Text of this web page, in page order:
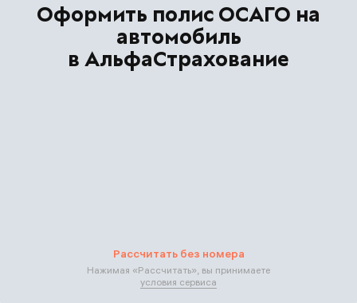
Оформить полис ОСАГО на
автомобиль
в АльфаСтрахование
Рассчитать без номера
Нажимая «Рассчитать», вы принимаете
условия сервиса